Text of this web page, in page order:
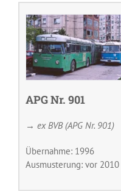
APG Nr. 901
→ ex BVB (APG Nr. 901)
Übernahme: 1996
Ausmusterung: vor 2010